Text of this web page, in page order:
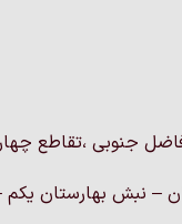
،تقاطع چهارم، پلاک 619/1
یکم – پلاک ۴۷۸